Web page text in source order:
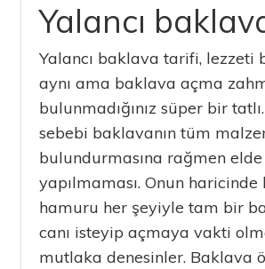
için
Yalancı
Yalancı baklava tarifi,
aynı ama baklava açma
bulunmadığınız süper bir
sebebi baklavanın tüm
bulundurmasına rağmen elde
yapılmaması. Onun haricinde
hamuru her şeyiyle tam bir
canı isteyip açmaya vakti
mutlaka denesinler. Baklava